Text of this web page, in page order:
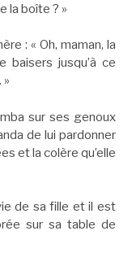
la boîte ? »
: « Oh, maman, la
baisers jusqu’à ce
»
sur ses genoux
de lui pardonner
et la colère qu’elle
de sa fille et il est
sur sa table de